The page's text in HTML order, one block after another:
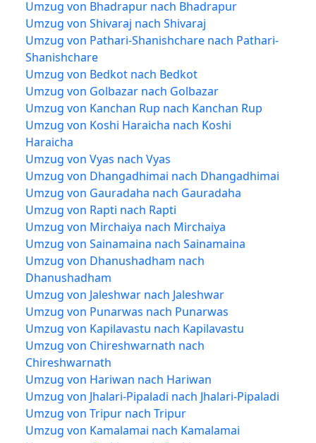
Umzug von Bhadrapur nach Bhadrapur
Umzug von Shivaraj nach Shivaraj
Umzug von Pathari-Shanishchare nach Pathari-
Shanishchare
Umzug von Bedkot nach Bedkot
Umzug von Golbazar nach Golbazar
Umzug von Kanchan Rup nach Kanchan Rup
Umzug von Koshi Haraicha nach Koshi
Haraicha
Umzug von Vyas nach Vyas
Umzug von Dhangadhimai nach Dhangadhimai
Umzug von Gauradaha nach Gauradaha
Umzug von Rapti nach Rapti
Umzug von Mirchaiya nach Mirchaiya
Umzug von Sainamaina nach Sainamaina
Umzug von Dhanushadham nach
Dhanushadham
Umzug von Jaleshwar nach Jaleshwar
Umzug von Punarwas nach Punarwas
Umzug von Kapilavastu nach Kapilavastu
Umzug von Chireshwarnath nach
Chireshwarnath
Umzug von Hariwan nach Hariwan
Umzug von Jhalari-Pipaladi nach Jhalari-Pipaladi
Umzug von Tripur nach Tripur
Umzug von Kamalamai nach Kamalamai